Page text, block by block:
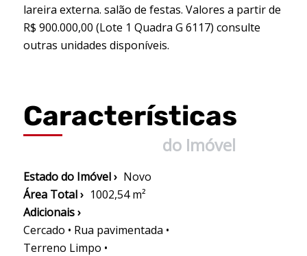
lareira externa. salão de festas. Valores a partir de
R$ 900.000,00 (Lote 1 Quadra G 6117) consulte
outras unidades disponíveis.
Características
do Imóvel
Estado do Imóvel › Novo
Área Total › 1002,54 m²
Adicionais ›
Cercado • Rua pavimentada •
Terreno Limpo •